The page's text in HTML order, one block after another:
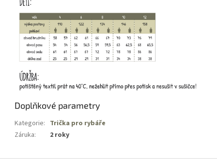
Doplňkové parametry
Kategorie: Trička pro rybáře
Záruka: 2 roky